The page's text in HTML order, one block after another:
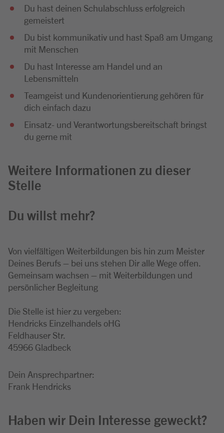
Du hast deinen Schulabschluss erfolgreich
gemeistert
Du bist kommunikativ und hast Spaß am Umgang
mit Menschen
Du hast Interesse am Handel und an
Lebensmitteln
Teamgeist und Kundenorientierung gehören für
dich einfach dazu
Einsatz- und Verantwortungsbereitschaft bringst
du gerne mit
Weitere Informationen zu dieser
Stelle
Du willst mehr?
Von vielfältigen Weiterbildungen bis hin zum Meister
Deines Berufs – bei uns stehen Dir alle Wege offen.
Gemeinsam wachsen – mit Weiterbildungen und
persönlicher Begleitung
Die Stelle ist hier zu vergeben:
Hendricks Einzelhandels oHG
Feldhauser Str.
45966 Gladbeck
Dein Ansprechpartner:
Frank Hendricks
Haben wir Dein Interesse geweckt?